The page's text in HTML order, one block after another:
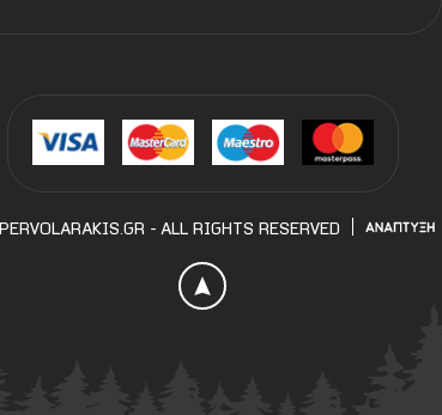
PERVOLARAKIS.GR - ALL RIGHTS RESERVED